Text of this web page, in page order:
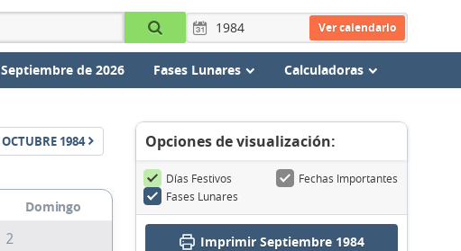
Ver calendario
Septiembre de 2026 Fases Lunares Calculadoras
OCTUBRE 1984
Domingo
2
Opciones de visualización:
Días Festivos
Fechas Importantes
Fases Lunares
Imprimir Septiembre 1984